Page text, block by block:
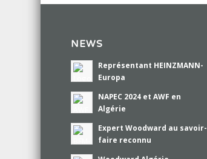
NEWS
Représentant HEINZMANN-
Europa
NAPEC 2024 et AWF en
Algérie
Expert Woodward au savoir-
faire reconnu